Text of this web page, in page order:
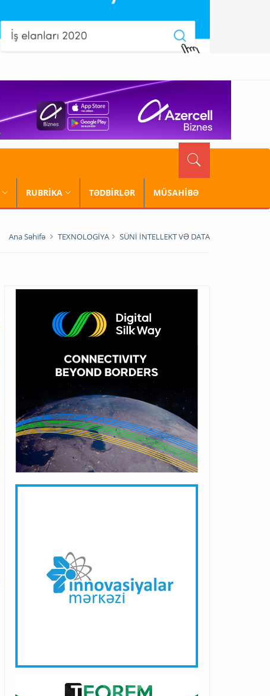
RUBRİKA TƏDBİRLƏR MÜSAHİBƏ
Ana Səhifə TEXNOLOGİYA SÜNİ İNTELLEKT VƏ DATA